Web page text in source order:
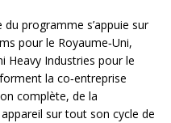
du programme s’appuie sur
pour le Royaume‑Uni,
Heavy Industries pour le
la co‑entreprise
complète, de la
sur tout son cycle de